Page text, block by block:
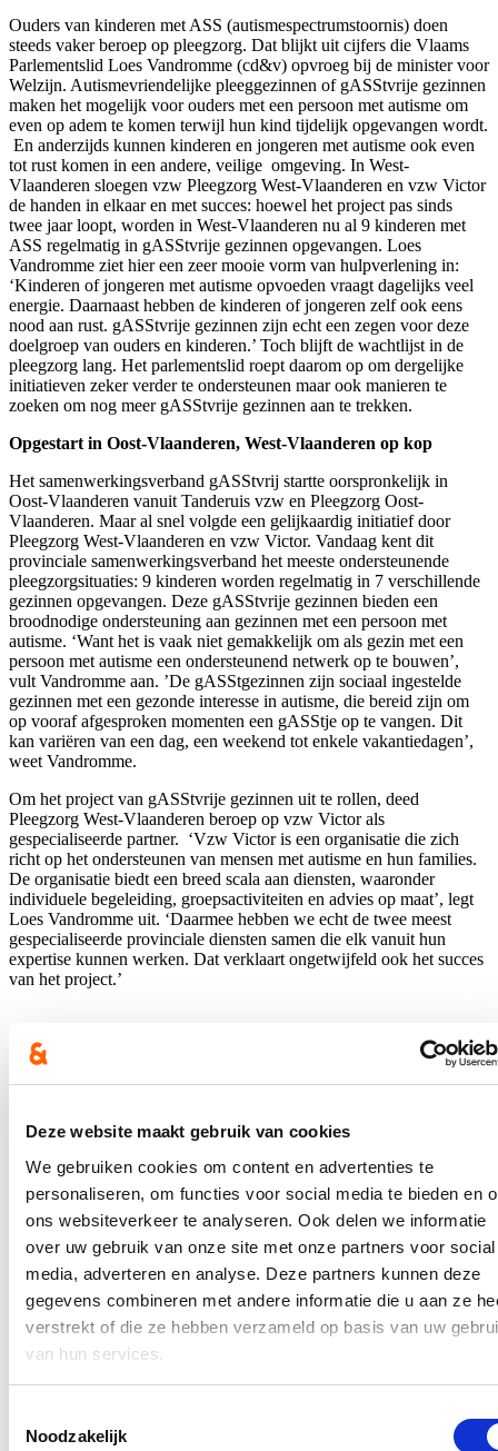
Deze website maakt gebruik van cookies
We gebruiken cookies om content en advertenties te
personaliseren, om functies voor social media te bieden en
ons websiteverkeer te analyseren. Ook delen we informatie
over uw gebruik van onze site met onze partners voor social
media, adverteren en analyse. Deze partners kunnen deze
gegevens combineren met andere informatie die u aan ze
verstrekt of die ze hebben verzameld op basis van uw
van hun services.
Noodzakelijk
Ouders van kinderen met ASS (autismespectrumstoornis) doen
steeds vaker beroep op pleegzorg. Dat blijkt uit cijfers die Vlaams
Parlementslid Loes Vandromme (cd&v) opvroeg bij de minister voor
Welzijn. Autismevriendelijke pleeggezinnen of gASStvrije gezinnen
maken het mogelijk voor ouders met een persoon met autisme om
even op adem te komen terwijl hun kind tijdelijk opgevangen wordt.
En anderzijds kunnen kinderen en jongeren met autisme ook even
tot rust komen in een andere, veilige omgeving. In West-
Vlaanderen sloegen vzw Pleegzorg West-Vlaanderen en vzw Victor
de handen in elkaar en met succes: hoewel het project pas sinds
twee jaar loopt, worden in West-Vlaanderen nu al 9 kinderen met
ASS regelmatig in gASStvrije gezinnen opgevangen. Loes
Vandromme ziet hier een zeer mooie vorm van hulpverlening in:
‘Kinderen of jongeren met autisme opvoeden vraagt dagelijks veel
energie. Daarnaast hebben de kinderen of jongeren zelf ook eens
nood aan rust. gASStvrije gezinnen zijn echt een zegen voor deze
doelgroep van ouders en kinderen.’ Toch blijft de wachtlijst in de
pleegzorg lang. Het parlementslid roept daarom op om dergelijke
initiatieven zeker verder te ondersteunen maar ook manieren te
zoeken om nog meer gASStvrije gezinnen aan te trekken.
Opgestart in Oost-Vlaanderen, West-Vlaanderen op kop
Het samenwerkingsverband gASStvrij startte oorspronkelijk in
Oost-Vlaanderen vanuit Tanderuis vzw en Pleegzorg Oost-
Vlaanderen. Maar al snel volgde een gelijkaardig initiatief door
Pleegzorg West-Vlaanderen en vzw Victor. Vandaag kent dit
provinciale samenwerkingsverband het meeste ondersteunende
pleegzorgsituaties: 9 kinderen worden regelmatig in 7 verschillende
gezinnen opgevangen. Deze gASStvrije gezinnen bieden een
broodnodige ondersteuning aan gezinnen met een persoon met
autisme. ‘Want het is vaak niet gemakkelijk om als gezin met een
persoon met autisme een ondersteunend netwerk op te bouwen’,
vult Vandromme aan. ’De gASStgezinnen zijn sociaal ingestelde
gezinnen met een gezonde interesse in autisme, die bereid zijn om
op vooraf afgesproken momenten een gASStje op te vangen. Dit
kan variëren van een dag, een weekend tot enkele vakantiedagen’,
weet Vandromme.
Om het project van gASStvrije gezinnen uit te rollen, deed
Pleegzorg West-Vlaanderen beroep op vzw Victor als
gespecialiseerde partner. ‘Vzw Victor is een organisatie die zich
richt op het ondersteunen van mensen met autisme en hun families.
De organisatie biedt een breed scala aan diensten, waaronder
individuele begeleiding, groepsactiviteiten en advies op maat’, legt
Loes Vandromme uit. ‘Daarmee hebben we echt de twee meest
gespecialiseerde provinciale diensten samen die elk vanuit hun
expertise kunnen werken. Dat verklaart ongetwijfeld ook het succes
van het project.’
Lange wachtlijsten
meest recente cijfers, blijkt dat er in 2023 nog 1189 kinderen
bekend over het aantal kinderen met ASS die op de wachtlijst staan’,
weet Loes Vandromme. ‘Voor West-Vlaanderen gaat het over 204
kinderen en jongeren.’
‘Mij lijkt het alvast zeker nodig om dergelijke projecten verder te
blijven ondersteunen en op zoek te gaan naar meer
autismevriendelijke gezinnen die kinderen of jongeren met autisme
tijdelijk willen opvangen,’ vindt Vandromme. ‘Nu komen de
een Handicap (VAPH) in het kader van de Rechtstreeks
enveloppe voor de pleegzorgdiensten. Ik pleit er alvast voor om dit